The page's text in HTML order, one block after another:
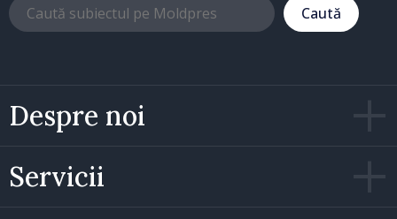
Despre noi
Servicii
Caută